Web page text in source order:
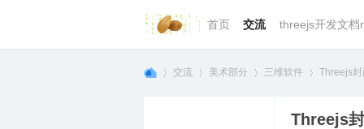
首页 交流 threejs开发文档
交流 美术部分 三维软件 Threejs
Threejs